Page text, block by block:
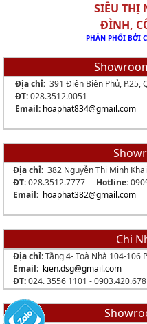
SIÊU THỊ NỘI
ĐÌNH,
PHÂN PHỐI BỞI CÔNG TY
Địa chỉ:391 Điện Biên Phủ, P.25,
ĐT:028.3512.0051
Email: hoaphat834@gmail.com
Địa chỉ:382 Nguyễn Thị Minh Khai
ĐT:028.3512.7777 - Hotline:
Email: hoaphat382@gmail.com
Chi
Địa chỉ: Tầng 4- Toà Nhà 104-106
Email: kien.dsg@gmail.com
ĐT:024. 3556 1101 - 0903.420.678